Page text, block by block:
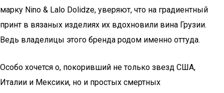
марку Nino & Lalo Dolidze, уверяют, что на градиентный
принт в вязаных изделиях их вдохновили вина Грузии.
Ведь владелицы этого бренда родом именно оттуда.
Особо хочется о, покоривший не только звезд США,
Италии и Мексики, но и простых смертных